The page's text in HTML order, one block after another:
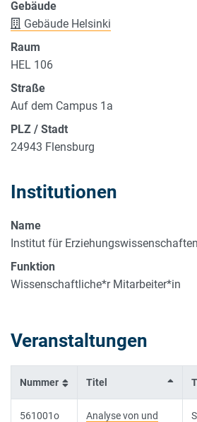
Gebäude
Gebäude Helsinki
Raum
HEL 106
Straße
Auf dem Campus 1a
PLZ / Stadt
24943 Flensburg
Institutionen
Name
Institut für Erziehungswissenschaften
Funktion
Wissenschaftliche*r Mitarbeiter*in
Veranstaltungen
Nummer Titel
561001o
Analyse von und